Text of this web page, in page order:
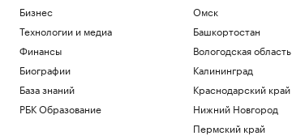
Татарстан
В Ялте разминируют безэкипажный
катер, выброшенный на берег
Политика
Российский защитник Мироманов
вернулся из НХЛ и перешел в СКА
Спорт
Как работает крупнейшая товарно-
Бизнес
Технологии и медиа
Финансы
Биографии
База знаний
РБК Образование
Омск
Башкортостан
Вологодская область
Калининград
Краснодарский край
Нижний Новгород
Пермский край